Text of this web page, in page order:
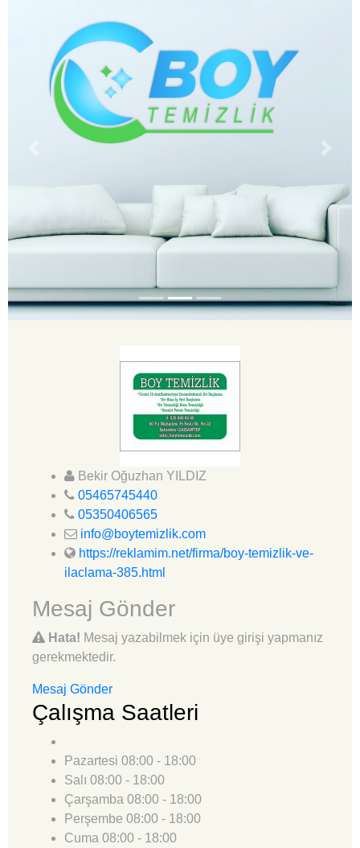
Next
Bekir Oğuzhan YILDIZ
05465745440
05350406565
info@boytemizlik.com
https://reklamim.net/firma/boy-temizlik-ve-
ilaclama-385.html
Mesaj Gönder
Hata! Mesaj yazabilmek için üye girişi yapmanız
gerekmektedir.
Mesaj Gönder
Çalışma Saatleri
Pazartesi 08:00 - 18:00
Salı 08:00 - 18:00
Çarşamba 08:00 - 18:00
Perşembe 08:00 - 18:00
Cuma 08:00 - 18:00